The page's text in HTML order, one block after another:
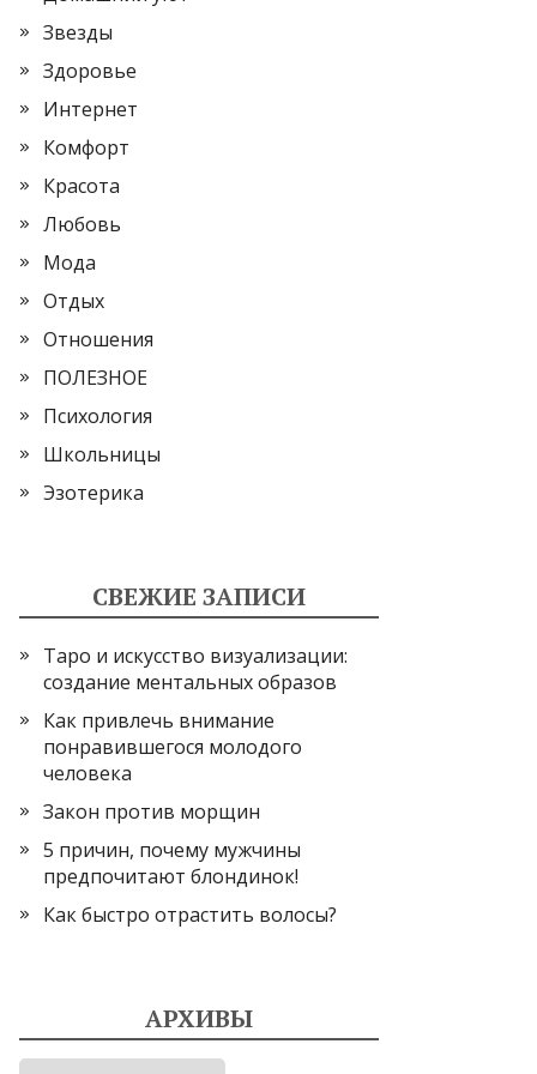
Звезды
Здоровье
Интернет
Комфорт
Красота
Любовь
Мода
Отдых
Отношения
ПОЛЕЗНОЕ
Психология
Школьницы
Эзотерика
СВЕЖИЕ ЗАПИСИ
Таро и искусство визуализации:
создание ментальных образов
Как привлечь внимание
понравившегося молодого
человека
Закон против морщин
5 причин, почему мужчины
предпочитают блондинок!
Как быстро отрастить волосы?
АРХИВЫ